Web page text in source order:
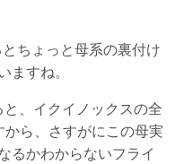
ちょっと母系の裏付け
すね。
、イクイノックスの全
ら、さすがにこの母実
るかわからないフライ